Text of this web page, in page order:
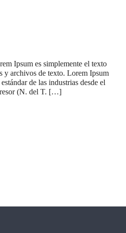
Ipsum es simplemente el texto
y archivos de texto. Lorem Ipsum
de las industrias desde el
(N. del T. […]